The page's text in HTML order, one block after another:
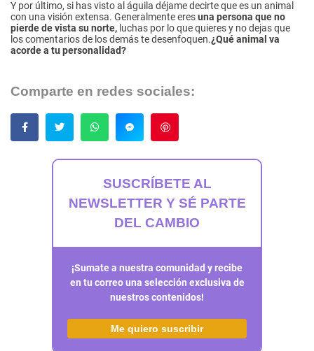
Y por último, si has visto al águila déjame decirte que es un animal
con una visión extensa. Generalmente eresuna persona que no
pierde de vista su norte, luchas por lo que quieres y no dejas que
los comentarios de los demás te desenfoquen.¿Qué animal va
acorde a tu personalidad?
Comparte en redes sociales:
SUSCRÍBETE AL
NEWSLETTER Y SÉ PARTE
DEL CAMBIO
¡Sumate a nuestra comunidad y recibe
en tu correo una selección exclusiva de
nuestros contenidos!
Me quiero suscribir